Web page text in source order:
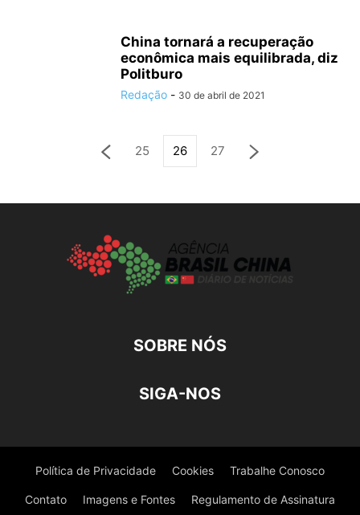
China tornará a recuperação
econômica mais equilibrada, diz
Politburo
Redação - 30 de abril de 2021
25 26 27
SOBRE NÓS
SIGA-NOS
Política de Privacidade Cookies Trabalhe Conosco
Contato Imagens e Fontes Regulamento de Assinatura